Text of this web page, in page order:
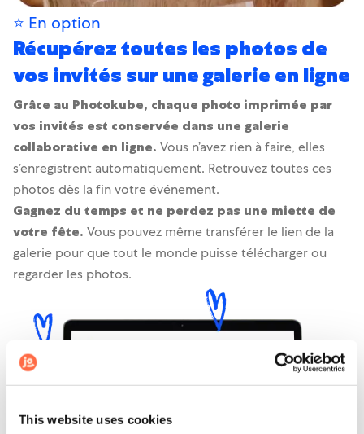
This website uses cookies
⭐️ En option
Récupérez toutes les photos de
vos invités sur une galerie en ligne
Grâce au Photokube, chaque photo imprimée par
vos invités est conservée dans une galerie
collaborative en ligne. Vous n’avez rien à faire, elles
s’enregistrent automatiquement. Retrouvez toutes ces
photos dès la fin votre événement.
Gagnez du temps et ne perdez pas une miette de
votre fête. Vous pouvez même transférer le lien de la
galerie pour que tout le monde puisse télécharger ou
regarder les photos.